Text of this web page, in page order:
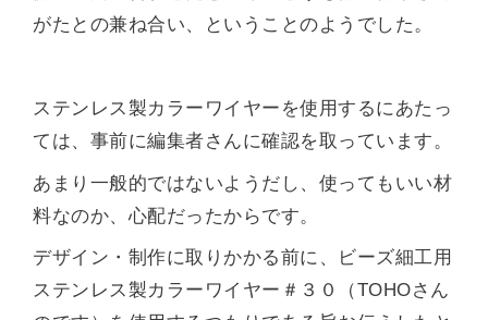
がたとの兼ね合い、ということのようでした。
ステンレス製カラーワイヤーを使用するにあたっ
ては、事前に編集者さんに確認を取っています。
あまり一般的ではないようだし、使ってもいい材
料なのか、心配だったからです。
デザイン・制作に取りかかる前に、ビーズ細工用
ステンレス製カラーワイヤー＃３０（TOHOさん